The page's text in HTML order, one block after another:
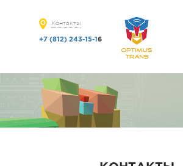
Контакты
+7 (812) 243-15-1 6